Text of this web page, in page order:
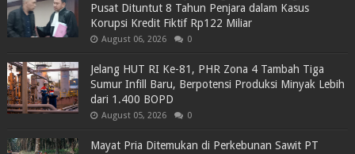
Pusat Dituntut 8 Tahun Penjara dalam Kasus
Korupsi Kredit Fiktif Rp122 Miliar
August 06, 2026 0
Jelang HUT RI Ke-81, PHR Zona 4 Tambah Tiga
Sumur Infill Baru, Berpotensi Produksi Minyak Lebih
dari 1.400 BOPD
August 05, 2026 0
Mayat Pria Ditemukan di Perkebunan Sawit PT